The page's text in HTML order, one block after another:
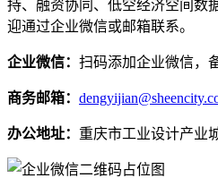
持、融资协同、低空经济空间数
迎通过企业微信或邮箱联系。
企业微信： 扫码添加企业微信，
商务邮箱：
办公地址： 重庆市工业设计产业